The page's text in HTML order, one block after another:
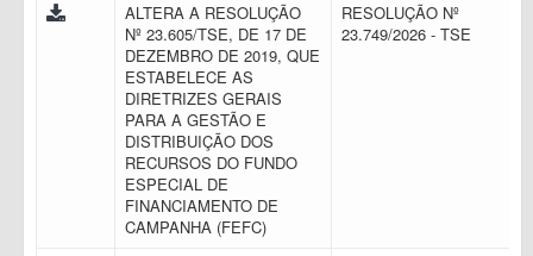
ALTERA A RESOLUÇÃO
Nº 23.605/TSE, DE 17 DE
DEZEMBRO DE 2019, QUE
ESTABELECE AS
DIRETRIZES GERAIS
PARA A GESTÃO E
DISTRIBUIÇÃO DOS
RECURSOS DO FUNDO
ESPECIAL DE
FINANCIAMENTO DE
CAMPANHA (FEFC)
RESOLUÇÃO Nº
23.749/2026 - TSE